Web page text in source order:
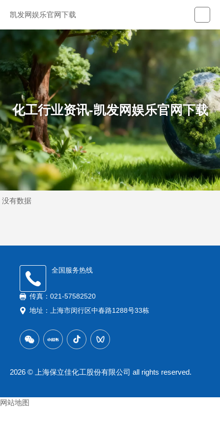
凯发网娱乐官网下载
化工行业资讯-凯发网娱乐官网下载
没有数据
全国服务热线
传真：021-57582520
地址：上海市闵行区中春路1288号33栋
2026 © 上海保立佳化工股份有限公司 all rights reserved.
网站地图